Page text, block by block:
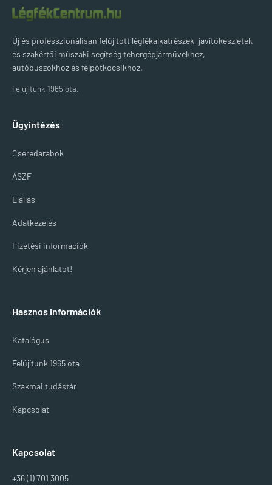
Új és professzionálisan felújított légfékalkatrészek, javítókészletek
és szakértői műszaki segítség tehergépjárművekhez,
autóbuszokhoz és félpótkocsikhoz.
Felújítunk 1965 óta.
Ügyintézés
Cseredarabok
ÁSZF
Elállás
Adatkezelés
Fizetési információk
Kérjen ajánlatot!
Hasznos információk
Katalógus
Felújítunk 1965 óta
Szakmai tudástár
Kapcsolat
Kapcsolat
+36 (1) 701 3005